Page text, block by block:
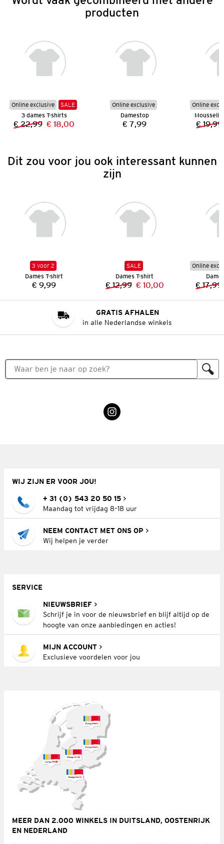
producten
Online exclusive
SALE
3 dames T-shirts
Vorige prijs:
€ 22,99 Nieuwe prijs:
€ 18,00
Online exclusive
Damestop
Prijs:
€ 7,99
Online
€ 19,99
Dit zou voor jou ook interessant kunnen
zijn
3 voor 2
Dames T-shirt
Prijs:
€ 9,99
SALE
Dames T-shirt
Vorige prijs:
€ 12,99 Nieuwe prijs:
€ 10,00
Online
€ 17,99
GRATIS AFHALEN
in alle Nederlandse winkels
WIJ ZIJN ER VOOR JOU!
+ 31 (0) 543 20 50 15
Maandag tot vrijdag 8–18 uur
NEEM CONTACT MET ONS OP
Wij helpen je verder
SERVICE
NIEUWSBRIEF
Schrijf je in voor de nieuwsbrief en blijf altijd op de
hoogte van onze aanbiedingen en acties!
MIJN ACCOUNT
Exclusieve voordelen voor jou
MEER DAN 2.000 WINKELS IN DUITSLAND, OOSTENRIJK
EN NEDERLAND